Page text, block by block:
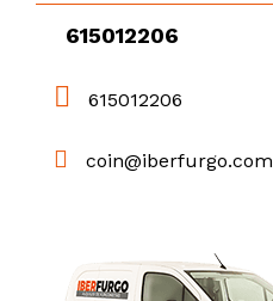
615012206
615012206
coin@iberfurgo.com